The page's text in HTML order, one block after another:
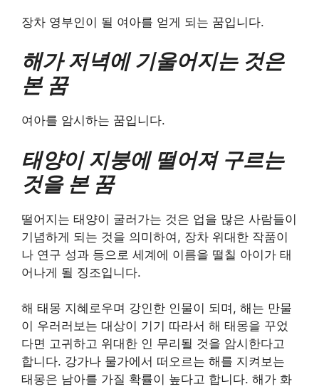
장차 영부인이 될 여아를 얻게 되는 꿈입니다.
해가 저녁에 기울어지는 것은
본 꿈
여아를 암시하는 꿈입니다.
태양이 지붕에 떨어져 구르는
것을 본 꿈
떨어지는 태양이 굴러가는 것은 업을 많은 사람들이
기념하게 되는 것을 의미하여, 장차 위대한 작품이
나 연구 성과 등으로 세계에 이름을 떨칠 아이가 태
어나게 될 징조입니다.
해 태몽 지혜로우며 강인한 인물이 되며, 해는 만물
이 우러러보는 대상이 기기 따라서 해 태몽을 꾸었
다면 고귀하고 위대한 인 무리될 것을 암시한다고
합니다. 강가나 물가에서 떠오르는 해를 지켜보는
태몽은 남아를 가질 확률이 높다고 합니다. 해가 화